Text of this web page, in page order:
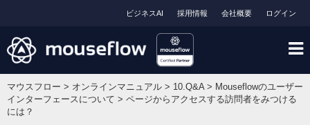
ログイン
会社概要
採用情報
ビジネスAI
マウスフロー > オンラインマニュアル > 10.Q&A> Mouseflowのユーザー
インターフェースについて > ページからアクセスする訪問者をみつける
には？